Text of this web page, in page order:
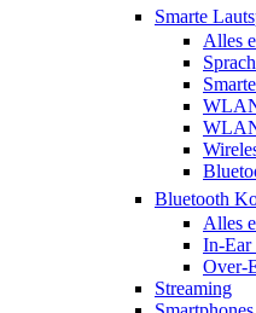
Smarte
Alles
Bluetooth
Alles
In-Ear
Over-
Streaming